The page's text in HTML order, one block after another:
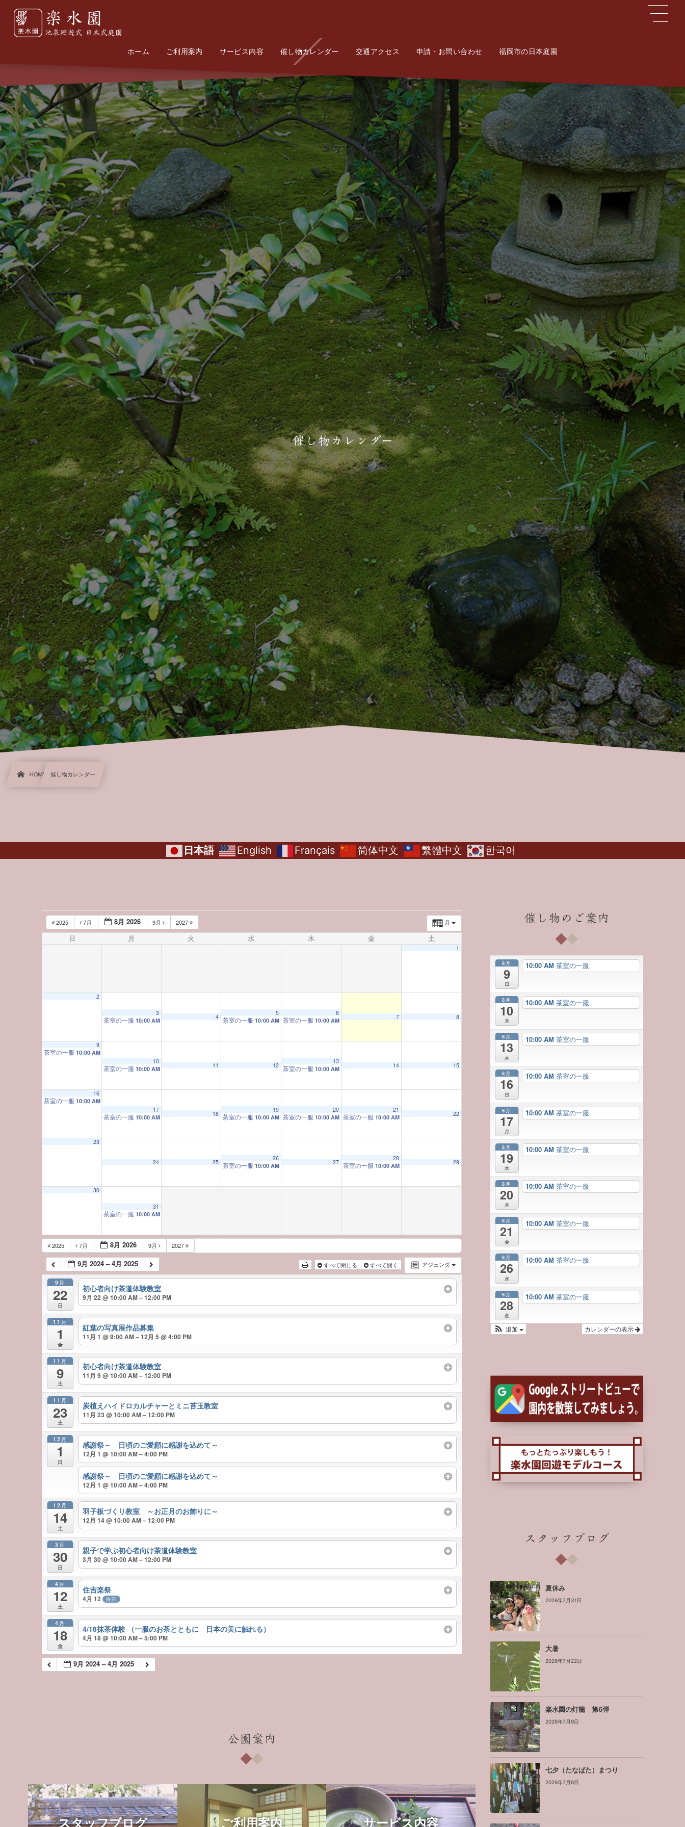
ホーム
Home ご利用案内
Information サービス内容
Service 催し物カレンダー
Event 交通アクセス
Access 申請・お問い合わせ
Contact 福岡市の日本庭園
Potal
催し物カレンダー
HOME 催し物カレンダー
日本語 English Français 简体中文 繁體中文 한국어
月
2025 7月 8月 2026 9月 2027
日 月 火 水 木 金 土
1
2
3
茶室の一服 10:00 AM 4
5
茶室の一服 10:00 AM
6
茶室の一服 10:00 AM 7 8
9
茶室の一服 10:00 AM
10
茶室の一服 10:00 AM 11 12
13
茶室の一服 10:00 AM 14 15
16
茶室の一服 10:00 AM
17
茶室の一服 10:00 AM 18
19
茶室の一服 10:00 AM
20
茶室の一服 10:00 AM
21
茶室の一服 10:00 AM 22
23
24 25
26
茶室の一服 10:00 AM 27
28
茶室の一服 10:00 AM 29
30
31
茶室の一服 10:00 AM
2025 7月 8月 2026 9月 2027
アジェンダ
9月 2024 – 4月 2025 すべて閉じる すべて開く
9月
22
日
初心者向け茶道体験教室
9月 22 @ 10:00 AM – 12:00 PM
11月
1
金
紅葉の写真展作品募集
11月 1 @ 9:00 AM – 12月 5 @ 4:00 PM
11月
9
土
初心者向け茶道体験教室
11月 9 @ 10:00 AM – 12:00 PM
11月
23
土
炭植えハイドロカルチャーとミニ苔玉教室
11月 23 @ 10:00 AM – 12:00 PM
12月
1
日
感謝祭～ 日頃のご愛顧に感謝を込めて～
12月 1 @ 10:00 AM – 4:00 PM
感謝祭～ 日頃のご愛顧に感謝を込めて～
12月 1 @ 10:00 AM – 4:00 PM
12月
14
土
羽子板づくり教室 ～お正月のお飾りに～
12月 14 @ 10:00 AM – 12:00 PM
3月
30
日
親子で学ぶ初心者向け茶道体験教室
3月 30 @ 10:00 AM – 12:00 PM
4月
12
土
住吉楽祭
4月 12 終日
4月
18
金
4/18抹茶体験 （一服のお茶とともに 日本の美に触れる）
4月 18 @ 10:00 AM – 5:00 PM
9月 2024 – 4月 2025
公園案内
スタッフブログ ご利用案内 サービス内容
催し物のご案内
8月
9
日
10:00 AM 茶室の一服
8月
10
月
10:00 AM 茶室の一服
8月
13
木
10:00 AM 茶室の一服
8月
16
日
10:00 AM 茶室の一服
8月
17
月
10:00 AM 茶室の一服
8月
19
水
10:00 AM 茶室の一服
8月
20
木
10:00 AM 茶室の一服
8月
21
金
10:00 AM 茶室の一服
8月
26
水
10:00 AM 茶室の一服
8月
28
金
10:00 AM 茶室の一服
カレンダーの表示
追加
スタッフブログ
夏休み
2026年7月31日
大暑
2026年7月22日
楽水園の灯籠 第6弾
2026年7月9日
七夕（たなばた）まつり
2026年7月6日